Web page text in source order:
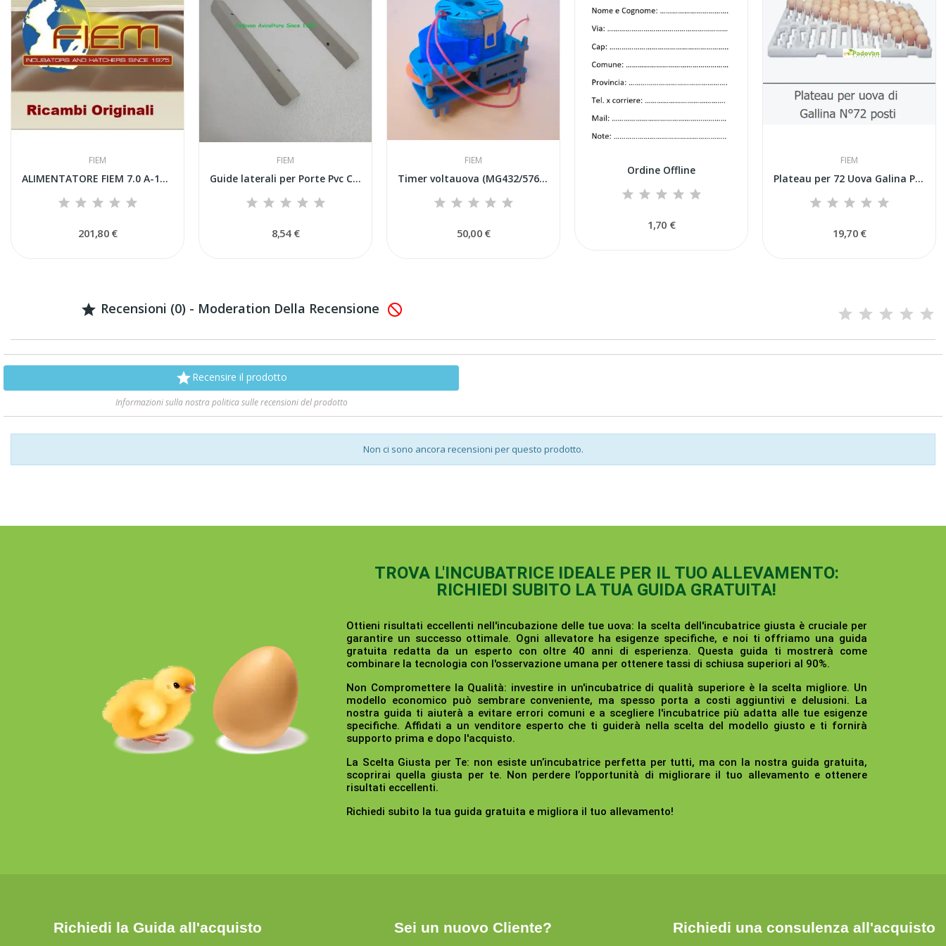
FIEM
ALIMENTATORE FIEM 7.0 A-12/220V+spina...
201,80 €
FIEM
Guide laterali per Porte Pvc Cip cip 28-40
8,54 €
FIEM
Timer voltauova (MG432/576/720)
50,00 €
Ordine Offline
1,70 €
FIEM
Plateau per 72 Uova Galina Professionale Fiem...
19,70 €
 Recensioni (0) - Moderation Della Recensione 
Recensire il prodotto
Informazioni sulla nostra politica sulle recensioni del prodotto
Non ci sono ancora recensioni per questo prodotto.
TROVA L'INCUBATRICE IDEALE PER IL TUO ALLEVAMENTO:
RICHIEDI SUBITO LA TUA GUIDA GRATUITA!
Ottieni risultati eccellenti nell'incubazione delle tue uova: la scelta dell'incubatrice giusta è cruciale per
garantire un successo ottimale. Ogni allevatore ha esigenze specifiche, e noi ti offriamo una guida
gratuita redatta da un esperto con oltre 40 anni di esperienza. Questa guida ti mostrerà come
combinare la tecnologia con l'osservazione umana per ottenere tassi di schiusa superiori al 90%.
Non Compromettere la Qualità: investire in un'incubatrice di qualità superiore è la scelta migliore. Un
modello economico può sembrare conveniente, ma spesso porta a costi aggiuntivi e delusioni. La
nostra guida ti aiuterà a evitare errori comuni e a scegliere l'incubatrice più adatta alle tue esigenze
specifiche. Affidati a un venditore esperto che ti guiderà nella scelta del modello giusto e ti fornirà
supporto prima e dopo l'acquisto.
La Scelta Giusta per Te: non esiste un’incubatrice perfetta per tutti, ma con la nostra guida gratuita,
scoprirai quella giusta per te. Non perdere l’opportunità di migliorare il tuo allevamento e ottenere
risultati eccellenti.
Richiedi subito la tua guida gratuita e migliora il tuo allevamento!
Richiedi la Guida all'acquisto Sei un nuovo Cliente? Richiedi una consulenza all'acquisto